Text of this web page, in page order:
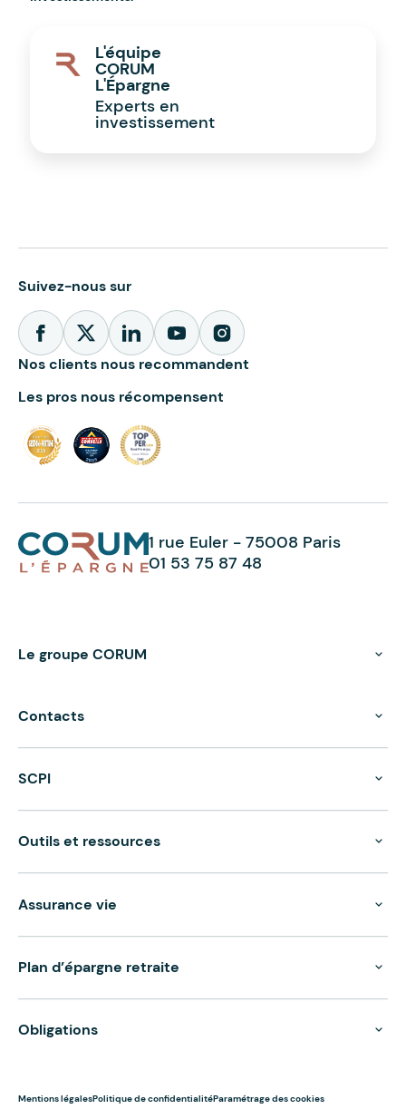
L'équipe
CORUM
L'Épargne
Experts en
investissement
Suivez-nous sur
Nos clients nous recommandent
Les pros nous récompensent
1 rue Euler - 75008 Paris
01 53 75 87 48
Le groupe CORUM
Contacts
SCPI
Outils et ressources
Assurance vie
Plan d’épargne retraite
Obligations
Mentions légalesPolitique de confidentialitéParamétrage des cookies